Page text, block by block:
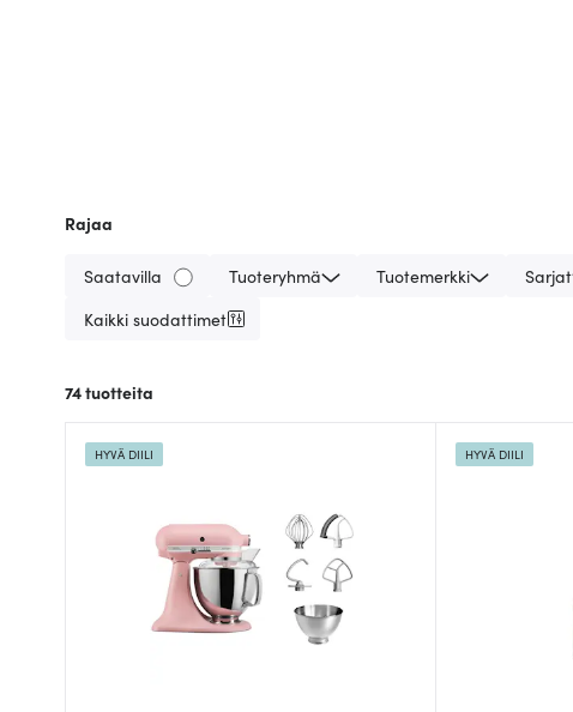
Rajaa
Saatavilla Tuoteryhmä Tuotemerkki Sarjat
Kaikki suodattimet
74tuotteita
HYVÄ DIILI HYVÄ DIILI